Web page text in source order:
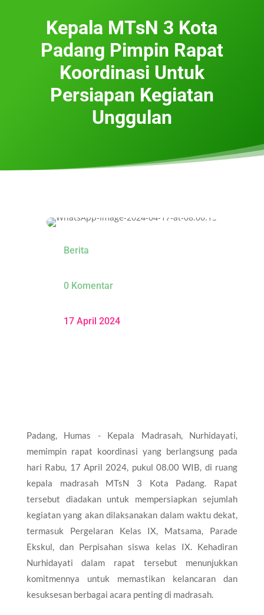
Kepala MTsN 3 Kota
Padang Pimpin Rapat
Koordinasi Untuk
Persiapan Kegiatan
Unggulan
Berita
0 Komentar
17 April 2024
Padang, Humas - Kepala Madrasah, Nurhidayati,
memimpin rapat koordinasi yang berlangsung pada
hari Rabu, 17 April 2024, pukul 08.00 WIB, di ruang
kepala madrasah MTsN 3 Kota Padang. Rapat
tersebut diadakan untuk mempersiapkan sejumlah
kegiatan yang akan dilaksanakan dalam waktu dekat,
termasuk Pergelaran Kelas IX, Matsama, Parade
Ekskul, dan Perpisahan siswa kelas IX. Kehadiran
Nurhidayati dalam rapat tersebut menunjukkan
komitmennya untuk memastikan kelancaran dan
kesuksesan berbagai acara penting di madrasah.